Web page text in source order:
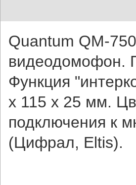
Quantum QM-
видеодомофон.
Функция
х 115 х 25 мм.
подключения к
(Цифрал, Eltis).